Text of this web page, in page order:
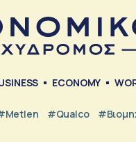
ECONOMY
#Qualco